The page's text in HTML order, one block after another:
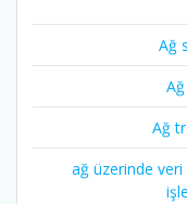
Ağ
Ağ
ağ üzerinde veri